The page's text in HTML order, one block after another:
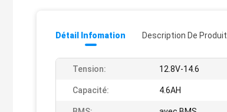
Détail Infomation Description De Produit
Tension: 12.8V-14.6
Capacité: 4.6AH